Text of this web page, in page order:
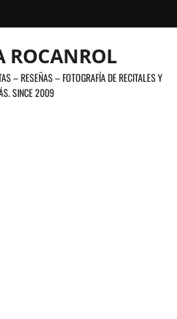
ROCANROL
– RESEÑAS – FOTOGRAFÍA DE RECITALES Y
SINCE 2009